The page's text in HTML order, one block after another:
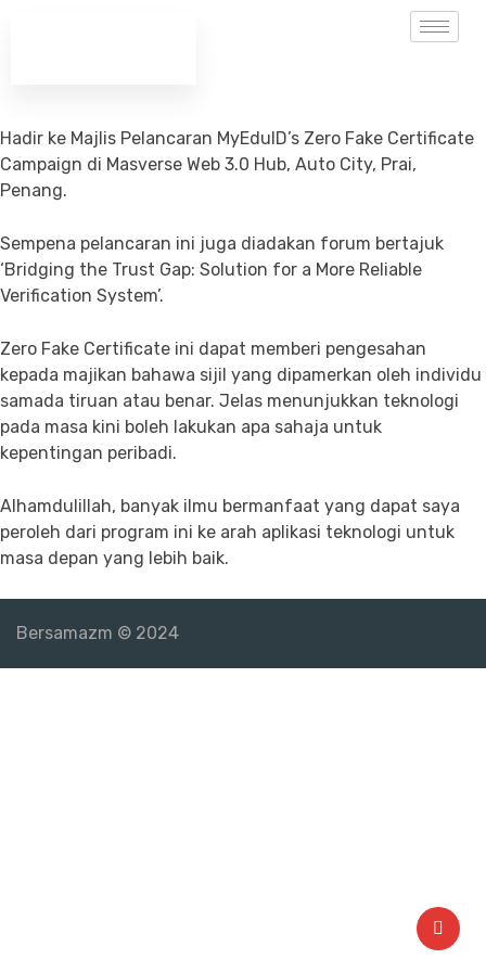
Hadir ke Majlis Pelancaran MyEduID’s Zero Fake Certificate
Campaign di Masverse Web 3.0 Hub, Auto City, Prai,
Penang.
Sempena pelancaran ini juga diadakan forum bertajuk
‘Bridging the Trust Gap: Solution for a More Reliable
Verification System’.
Zero Fake Certificate ini dapat memberi pengesahan
kepada majikan bahawa sijil yang dipamerkan oleh individu
samada tiruan atau benar. Jelas menunjukkan teknologi
pada masa kini boleh lakukan apa sahaja untuk
kepentingan peribadi.
Alhamdulillah, banyak ilmu bermanfaat yang dapat saya
peroleh dari program ini ke arah aplikasi teknologi untuk
masa depan yang lebih baik.
Bersamazm © 2024